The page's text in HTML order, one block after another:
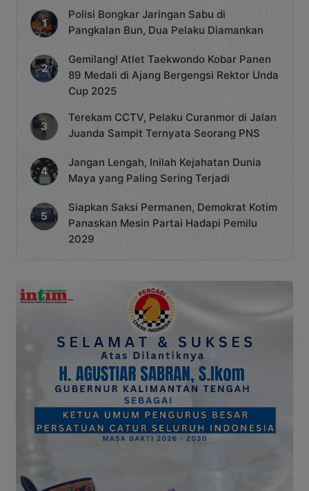
Polisi Bongkar Jaringan Sabu di
Pangkalan Bun, Dua Pelaku Diamankan
Gemilang! Atlet Taekwondo Kobar Panen
89 Medali di Ajang Bergengsi Rektor Unda
Cup 2025
Terekam CCTV, Pelaku Curanmor di Jalan
Juanda Sampit Ternyata Seorang PNS
Jangan Lengah, Inilah Kejahatan Dunia
Maya yang Paling Sering Terjadi
Siapkan Saksi Permanen, Demokrat Kotim
Panaskan Mesin Partai Hadapi Pemilu
2029